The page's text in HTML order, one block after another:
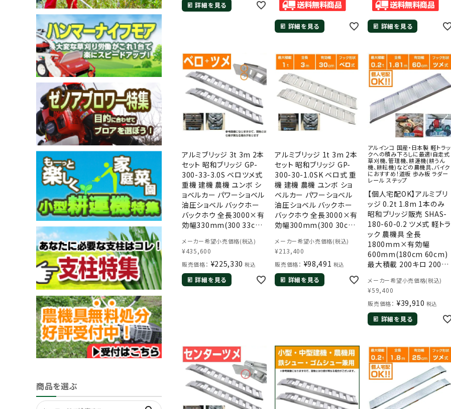
メールでのお問い合わせ
info@agriz.net
FAXでのご注文
0739-72-453224時間受付
商品を選ぶ
詳細を見る
詳細を見る 詳細を見る
アルミブリッジ 3t 3m 2本
セット 昭和ブリッジ GP-
300-33-3.0S ベロツメ式
重機 建機 農機 ユンボ シ
ョベルカー パワーショベル
油圧ショベル バックホー
バックホウ 全長3000×有
効幅330mm(300 33cm)
ン ラダーレール アルミス
テップ アルミラダー
メーカー希望小売価格(税込)
¥435,600
販売価格： ¥225,330 税込
詳細を見る
アルミブリッジ 1t 3m 2本
セット 昭和ブリッジ GP-
300-30-1.0SK ベロ式 重
機 建機 農機 ユンボ ショ
ベルカー パワーショベル
油圧ショベル バックホー
バックホウ 全長3000×有
効幅300mm(300 30cm)
ン ラダーレール アルミス
テップ アルミラダー
メーカー希望小売価格(税込)
¥213,400
販売価格： ¥98,491 税込
詳細を見る
アルインコ 国産・日本製 軽トラッ
クへの積み下ろしに最適!自走式
草刈機、管理機、耕運機(耕うん
機、耕耘機)などの農機具、バイク
におすすめ！道板 歩み板 ラダー
レール ステップ
【個人宅配OK】アルミブリ
ッジ 0.2t 1.8m 1本のみ
昭和ブリッジ販売 SHAS-
180-60-0.2 ツメ式 軽トラ
ック 農機具 全長
1800mm×有効幅
600mm(180cm 60cm)
最大積載 200キロ 200kg
ミステップ アルミラダー 鉄
ホイール ゴムホイール
メーカー希望小売価格(税込)
¥59,400
販売価格： ¥39,910 税込
詳細を見る